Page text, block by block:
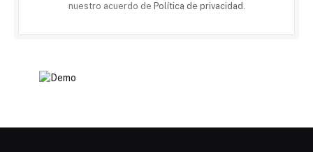
nuestro acuerdo de Política de privacidad .